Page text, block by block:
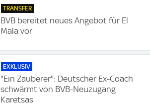
TRANSFER
BVB bereitet neues Angebot für El
Mala vor
EXKLUSIV
"Ein Zauberer": Deutscher Ex-Coach
schwärmt von BVB-Neuzugang
Karetsas